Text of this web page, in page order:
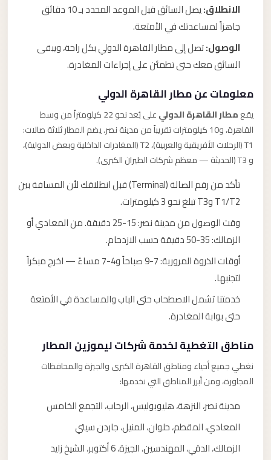
الانطلاق:
يصل السائق قبل الموعد المحدد بـ 10 دقائق
جاهزاً لمساعدتك في الأمتعة.
الوصول:تصل إلى مطار القاهرة الدولي بكل راحة، ويبقى
السائق معك حتى تطمئن على إجراءات المغادرة.
معلومات عن مطار القاهرة الدولي
يقعمطار القاهرة الدولي
على بُعد نحو 22 كيلومتراً من وسط
القاهرة، و10 كيلومترات تقريباً من مدينة نصر. يضم المطار ثلاثة صالات:
T1 (الرحلات الأفريقية والعربية)، T2 (المغادرات الداخلية وبعض الدولية)،
تأكد من رقم الصالة (Terminal) قبل انطلاقك لأن المسافة بين
T1/T2 وT3 تبلغ نحو 3 كيلومترات.
وقت الوصول من مدينة نصر: 15-25 دقيقة. من المعادي أو
الزمالك: 35-50 دقيقة حسب الازدحام.
أوقات الذروة المرورية: 7-9 صباحاً و4-7 مساءً — اخرج مبكراً
لتجنبها.
خدمتنا تشمل الاصطحاب حتى الباب والمساعدة في الأمتعة
حتى بوابة المغادرة.
مناطق التغطية لخدمة شركات ليموزين المطار
نغطي جميع أحياء ومناطق القاهرة الكبرى والجيزة والمحافظات
المجاورة، ومن أبرز المناطق التي نخدمها:
مدينة نصر، النزهة، هليوبوليس، الرحاب، التجمع الخامس
المعادي، المقطم، حلوان، المنيل، جاردن سيتي
الزمالك، الدقي، المهندسين، الجيزة، 6 أكتوبر، الشيخ زايد